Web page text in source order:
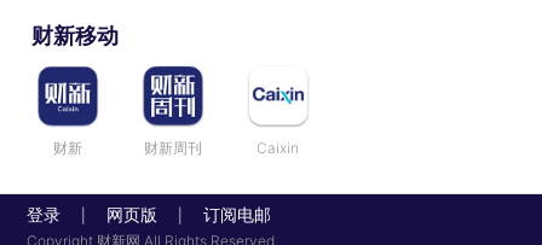
财新移动
财新 财新周刊 Caixin
登录 网页版 订阅电邮
Copyright 财新网 All Rights Reserved